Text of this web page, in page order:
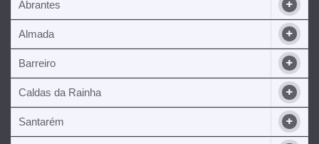
Abrantes
Almada
Barreiro
Caldas da Rainha
Santarém